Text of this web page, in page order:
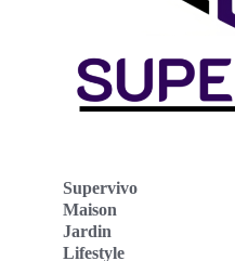
Supervivo
Maison
Jardin
Lifestyle